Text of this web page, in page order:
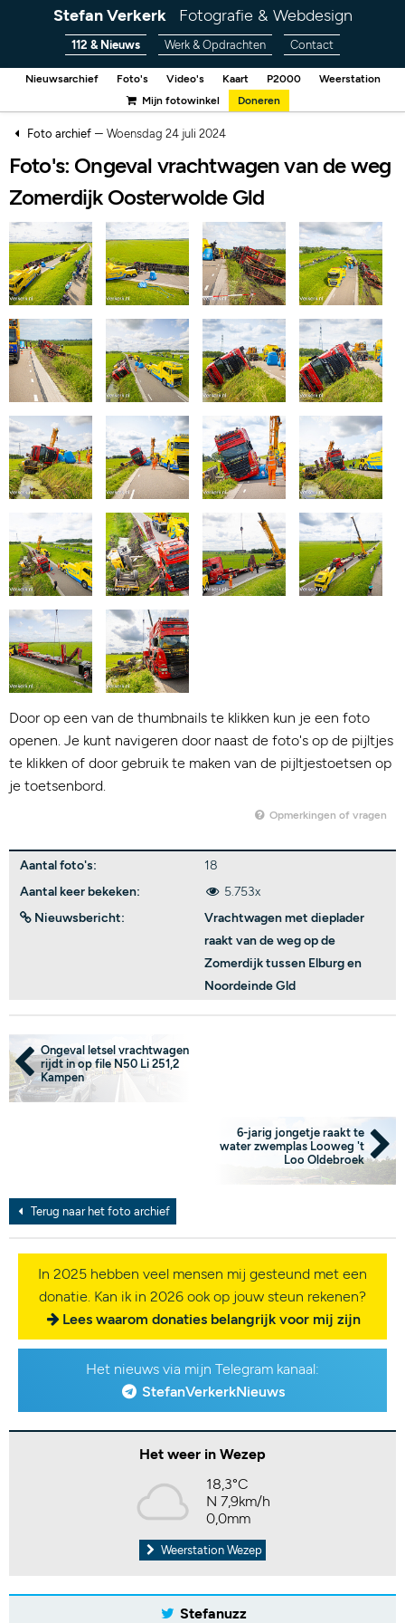
Stefan Verkerk Fotografie & Webdesign
112 & Nieuws Werk & Opdrachten Contact
Nieuwsarchief Foto's Video's Kaart P2000
Weerstation
Mijn fotowinkel
Doneren
Foto archief– Woensdag 24 juli 2024
Foto's: Ongeval vrachtwagen van de weg
Zomerdijk Oosterwolde Gld
Door op een van de thumbnails te klikken kun je een foto
openen. Je kunt navigeren door naast de foto's op de pijltjes
te klikken of door gebruik te maken van de pijltjestoetsen op
je toetsenbord.
Opmerkingen of vragen
Aantal foto's:
18
Aantal keer bekeken:
5.753x
Nieuwsbericht:
Vrachtwagen met dieplader
raakt van de weg op de
Zomerdijk tussen Elburg en
Noordeinde Gld
Ongeval letsel vrachtwagen
rijdt in op file N50 Li 251,2
Kampen
6-jarig jongetje raakt te
water zwemplas Looweg 't
Loo Oldebroek
Terug naar het foto archief
In 2025 hebben veel mensen mij gesteund met een
donatie. Kan ik in 2026 ook op jouw steun rekenen?
Lees waarom donaties belangrijk voor mij zijn
Het nieuws via mijn Telegram kanaal:
StefanVerkerkNieuws
Het weer in Wezep
18,3°C
N 7,9km/h
0,0mm
Weerstation Wezep
Stefanuzz